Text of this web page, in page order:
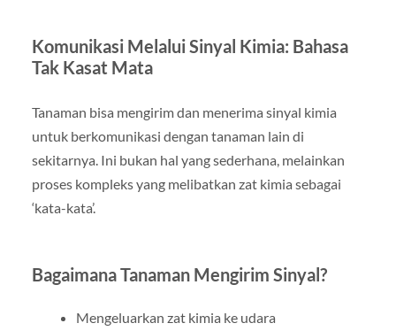
Komunikasi Melalui Sinyal Kimia: Bahasa
Tak Kasat Mata
Tanaman bisa mengirim dan menerima sinyal kimia
untuk berkomunikasi dengan tanaman lain di
sekitarnya. Ini bukan hal yang sederhana, melainkan
proses kompleks yang melibatkan zat kimia sebagai
‘kata-kata’.
Bagaimana Tanaman Mengirim Sinyal?
Mengeluarkan zat kimia ke udara